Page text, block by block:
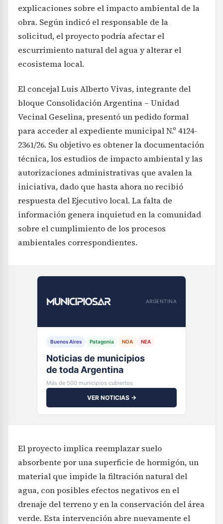
explicaciones sobre el impacto ambiental de la
obra. Según indicó el responsable de la
solicitud, el proyecto podría afectar el
escurrimiento natural del agua y alterar el
ecosistema local.
El concejal Luis Alberto Vivas, integrante del
bloque Consolidación Argentina – Unidad
Vecinal Geselina, presentó un pedido formal
para acceder al expediente municipal N.º 4124-
2361/26. Su objetivo es obtener la documentación
técnica, los estudios de impacto ambiental y las
autorizaciones administrativas que avalen la
iniciativa, dado que hasta ahora no recibió
respuesta del Ejecutivo local. La falta de
información genera inquietud en la comunidad
sobre el cumplimiento de los procesos
ambientales correspondientes.
ARGENTINA
Buenos Aires Patagonia NOA NEA
Noticias de municipios
de toda Argentina
Más de 500 municipios cubiertos
VER NOTICIAS →
El proyecto implica reemplazar suelo
absorbente por una superficie de hormigón, un
material que impide la filtración natural del
agua, con posibles efectos negativos en el
drenaje del terreno y en la conservación del área
verde. Esta intervención abre nuevamente el